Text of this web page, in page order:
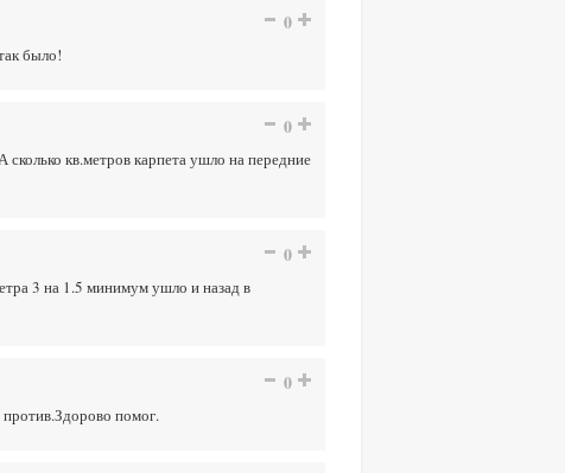
0
было!
0
кв.метров карпета ушло на передние
0
3 на 1.5 минимум ушло и назад в
0
помог.